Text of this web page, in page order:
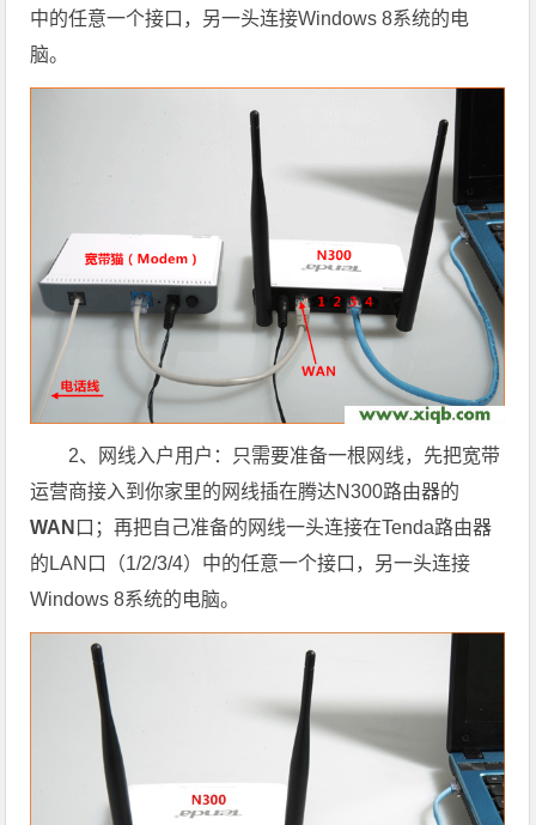
中的任意一个接口，另一头连接Windows 8系统的电
脑。
2、网线入户用户：只需要准备一根网线，先把宽带
运营商接入到你家里的网线插在腾达N300路由器的
WAN 口；再把自己准备的网线一头连接在Tenda路由器
的LAN口（1/2/3/4）中的任意一个接口，另一头连接
Windows 8系统的电脑。